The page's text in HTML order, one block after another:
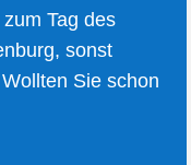
Tag des
sonst
Sie schon